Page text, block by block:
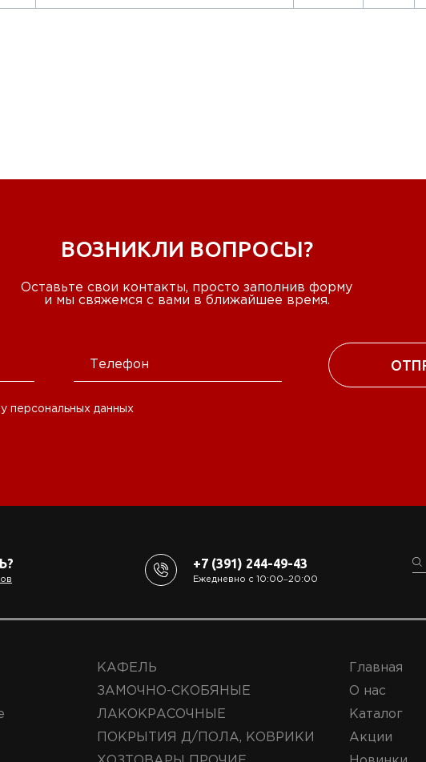
ВОЗНИКЛИ ВОПРОСЫ?
Оставьте свои контакты, просто заполнив форму
и мы свяжемся с вами в ближайшее время.
персональных данных
+7 (391) 244-49-43
Ежедневно с 10:00‒20:00
КАФЕЛЬ
ЗАМОЧНО-СКОБЯНЫЕ
ЛАКОКРАСОЧНЫЕ
ПОКРЫТИЯ Д/ПОЛА, КОВРИКИ
Главная
О нас
Каталог
Акции